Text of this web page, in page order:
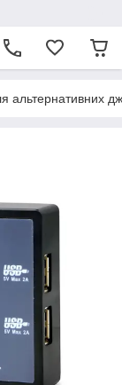
альтернативних